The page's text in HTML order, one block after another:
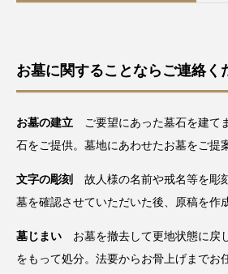
お墓に関することならご連絡く
お墓の建立 ご要望にあった墓石を建て
石をご提供。墓地にあわせたお墓をご提
文字の彫刻
故人様の名前や戒名等を彫
墓を確認させていただいた後、原稿を作
墓じまい お墓を撤去して更地状態に戻
をもって処分。法要からお骨上げまでお